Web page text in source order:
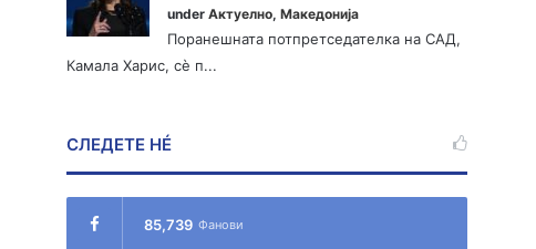
underАктуелно,Македонија
Поранешната потпретседателка на САД,
Камала Харис, сè п...
СЛЕДЕТЕ НÉ
85,739 Фанови